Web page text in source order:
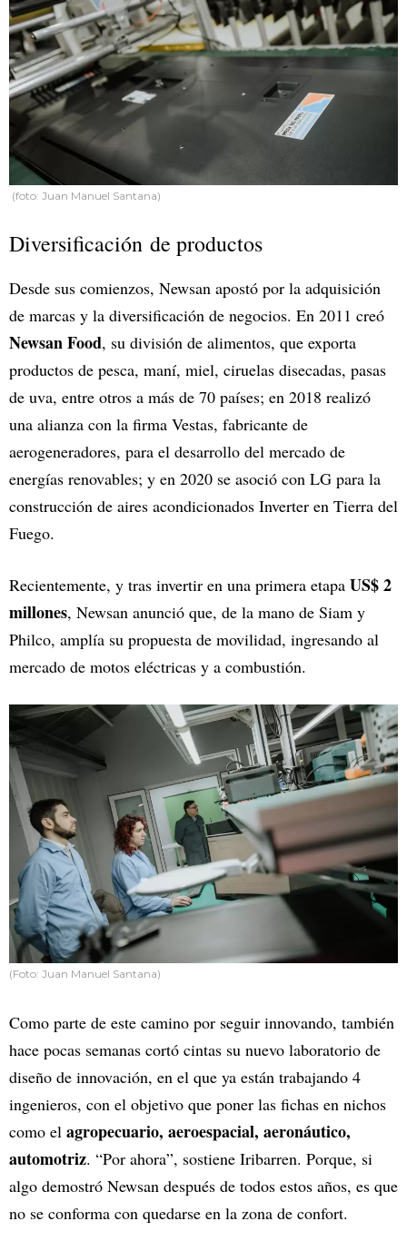
(foto: Juan Manuel Santana)
Diversificación de productos
Desde sus comienzos, Newsan apostó por la adquisición
de marcas y la diversificación de negocios. En 2011 creó
Newsan Food, su división de alimentos, que exporta
productos de pesca, maní, miel, ciruelas disecadas, pasas
de uva, entre otros a más de 70 países; en 2018 realizó
una alianza con la firma Vestas, fabricante de
aerogeneradores, para el desarrollo del mercado de
energías renovables; y en 2020 se asoció con LG para la
construcción de aires acondicionados Inverter en Tierra del
Fuego.
Recientemente, y tras invertir en una primera etapa US$ 2
millones, Newsan anunció que, de la mano de Siam y
Philco, amplía su propuesta de movilidad, ingresando al
mercado de motos eléctricas y a combustión.
(Foto: Juan Manuel Santana)
Como parte de este camino por seguir innovando, también
hace pocas semanas cortó cintas su nuevo laboratorio de
diseño de innovación, en el que ya están trabajando 4
ingenieros, con el objetivo que poner las fichas en nichos
como el agropecuario, aeroespacial, aeronáutico,
automotriz. “Por ahora”, sostiene Iribarren. Porque, si
algo demostró Newsan después de todos estos años, es que
no se conforma con quedarse en la zona de confort.